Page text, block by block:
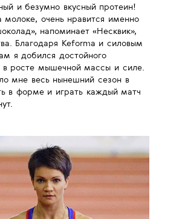
и безумно вкусный протеин!
молоке, очень нравится именно
напоминает «Несквик»,
Благодаря Keforma и силовым
я добился достойного
в росте мышечной массы и силе.
мне весь нынешний сезон в
в форме и играть каждый матч